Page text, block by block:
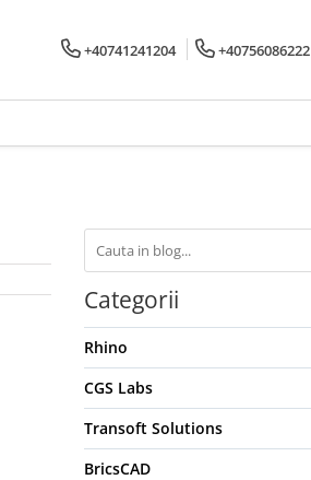
+40741241204 +40756086222
Categorii
Rhino
CGS Labs
Transoft Solutions
BricsCAD